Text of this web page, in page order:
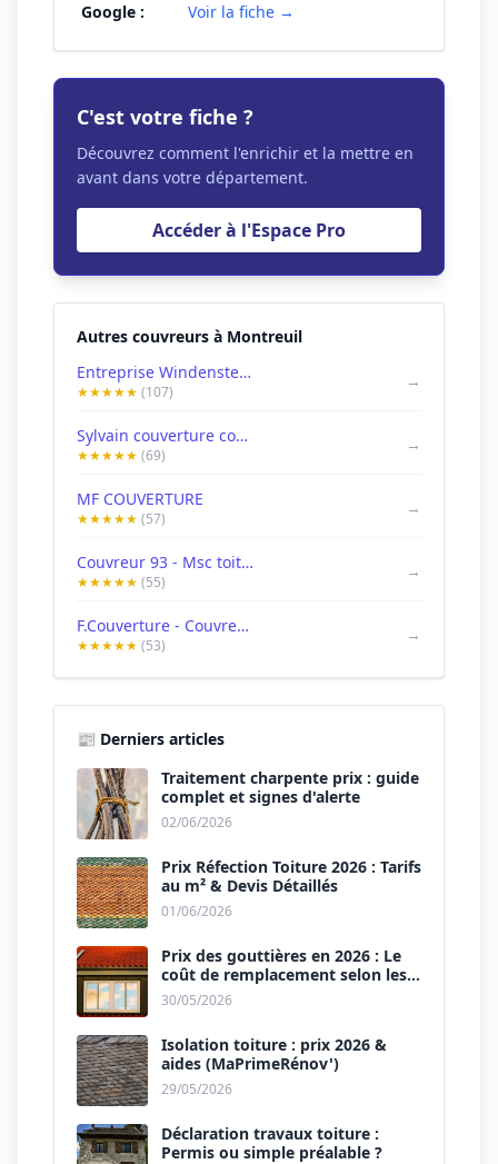
Google :
Voir la fiche →
C'est votre fiche ?
Découvrez comment l'enrichir et la mettre en
avant dans votre département.
Accéder à l'Espace Pro
Autres couvreurs à Montreuil
Entreprise Windenstein Montreuil - Ravalement de façades couvreur - 93 94
★★★★★ (107)
→
Sylvain couverture couvreur Montreuil - couvreur 93
★★★★★ (69)
→
MF COUVERTURE
★★★★★ (57)
→
Couvreur 93 - Msc toitures - Fuite 93 - Entreprise couverture Montreuil
★★★★★ (55)
→
F.Couverture - Couvreur 93- Couvreur Montreuil
★★★★★ (53)
→
📰 Derniers articles
Traitement charpente prix : guide
complet et signes d'alerte
02/06/2026
Prix Réfection Toiture 2026 : Tarifs
au m² & Devis Détaillés
01/06/2026
Prix des gouttières en 2026 : Le
coût de remplacement selon les
matériaux
30/05/2026
Isolation toiture : prix 2026 &
aides (MaPrimeRénov')
29/05/2026
Déclaration travaux toiture :
Permis ou simple préalable ?